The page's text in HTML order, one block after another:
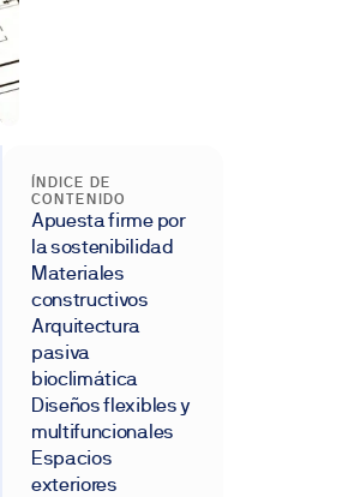
ÍNDICE DE
CONTENIDO
Apuesta firme por
la sostenibilidad
Materiales
constructivos
Arquitectura
pasiva
bioclimática
Diseños flexibles y
multifuncionales
Espacios
exteriores